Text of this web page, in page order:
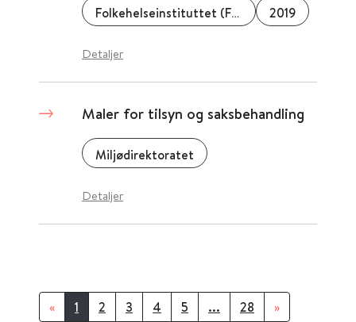
Folkehelseinstituttet (FHI) 2019
Detaljer
Maler for tilsyn og saksbehandling
Miljødirektoratet
Detaljer
« 1 2 3 4 5 ... 28 »